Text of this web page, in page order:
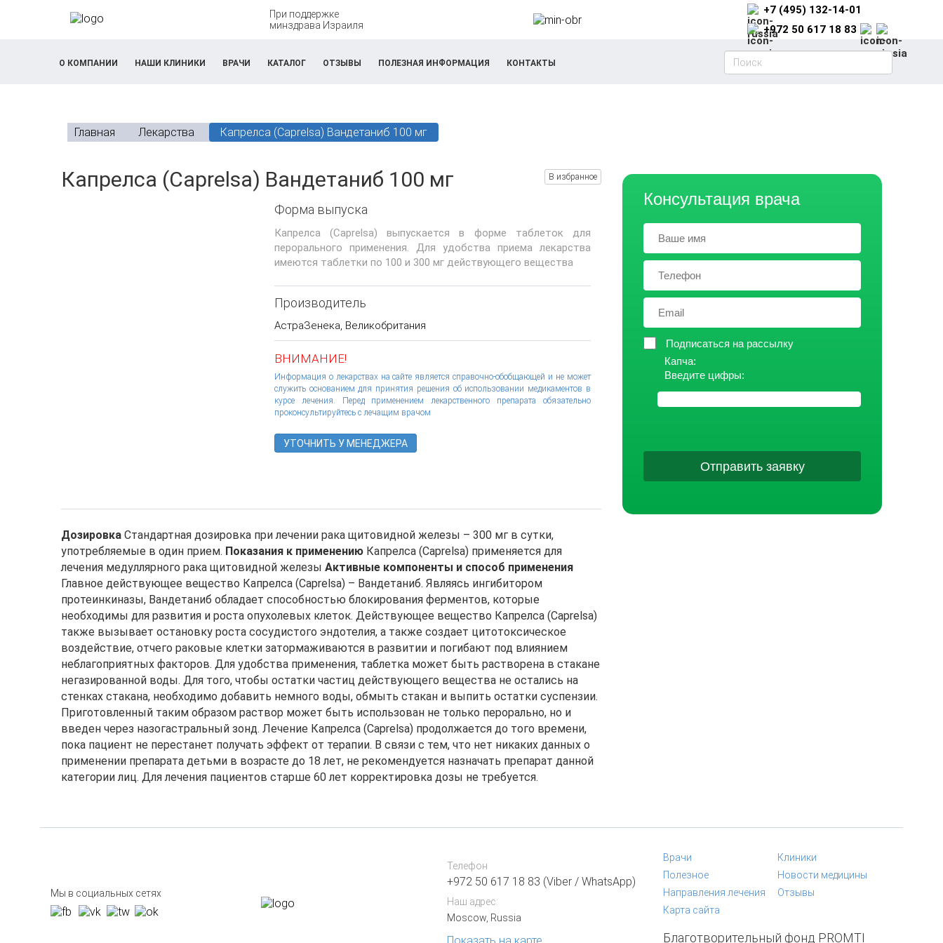
При поддержке
минздрава Израиля
+7 (495) 132-14-01
+972 50 617 18 83
О КОМПАНИИ НАШИ КЛИНИКИ ВРАЧИ КАТАЛОГ ОТЗЫВЫ ПОЛЕЗНАЯ ИНФОРМАЦИЯ КОНТАКТЫ
Главная Лекарства Капрелса (Caprelsa) Вандетаниб 100 мг
К
с
т
в
а
Капрелса (Caprelsa) Вандетаниб 100 мг В избранное
Форма выпуска
Капрелса (Caprelsa) выпускается в форме таблеток для
перорального применения. Для удобства приема лекарства
имеются таблетки по 100 и 300 мг действующего вещества
Производитель
АстраЗенека, Великобритания
ВНИМАНИЕ!
Информация о лекарствах на сайте является справочно-обобщающей и не может
служить основанием для принятия решения об использовании медикаментов в
курсе лечения. Перед применением лекарственного препарата обязательно
проконсультируйтесь с лечащим врачом
УТОЧНИТЬ У МЕНЕДЖЕРА
Дозировка Стандартная дозировка при лечении рака щитовидной железы – 300 мг в сутки,
употребляемые в один прием. Показания к применению Капрелса (Caprelsa) применяется для
лечения медуллярного рака щитовидной железы Активные компоненты и способ применения
Главное действующее вещество Капрелса (Caprelsa) – Вандетаниб. Являясь ингибитором
протеинкиназы, Вандетаниб обладает способностью блокирования ферментов, которые
необходимы для развития и роста опухолевых клеток. Действующее вещество Капрелса (Caprelsa)
также вызывает остановку роста сосудистого эндотелия, а также создает цитотоксическое
воздействие, отчего раковые клетки затормаживаются в развитии и погибают под влиянием
неблагоприятных факторов. Для удобства применения, таблетка может быть растворена в стакане
негазированной воды. Для того, чтобы остатки частиц действующего вещества не остались на
стенках стакана, необходимо добавить немного воды, обмыть стакан и выпить остатки суспензии.
Приготовленный таким образом раствор может быть использован не только перорально, но и
введен через назогастральный зонд. Лечение Капрелса (Caprelsa) продолжается до того времени,
пока пациент не перестанет получать эффект от терапии. В связи с тем, что нет никаких данных о
применении препарата детьми в возрасте до 18 лет, не рекомендуется назначать препарат данной
категории лиц. Для лечения пациентов старше 60 лет корректировка дозы не требуется.
Консультация врача
Подписаться на рассылку
Капча:
Введите цифры:
Отправить заявку
Мы в социальных сетях
Телефон
+972 50 617 18 83 (Viber / WhatsApp)
Наш адрес:
Moscow, Russia
Врачи
Клиники
Полезное
Новости медицины
Направления лечения
Отзывы
Карта сайта
Благотворительный фонд PROMTI